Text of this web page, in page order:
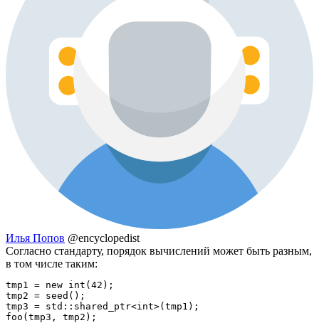
Илья Попов @encyclopedist
Согласно стандарту, порядок вычислений может быть разным,
в том числе таким:
tmp1 = new int(42);
tmp2 = seed();
tmp3 = std::shared_ptr<int>(tmp1);
foo(tmp3, tmp2);